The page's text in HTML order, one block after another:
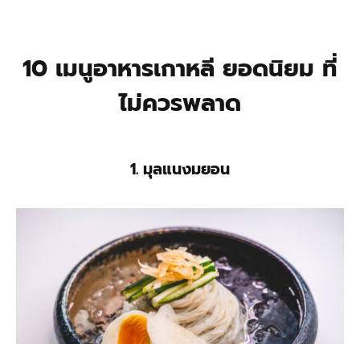
10 เมนูอาหารเกาหลี ยอดนิยม ที่
ไม่ควรพลาด
1. มุลแนงมยอน